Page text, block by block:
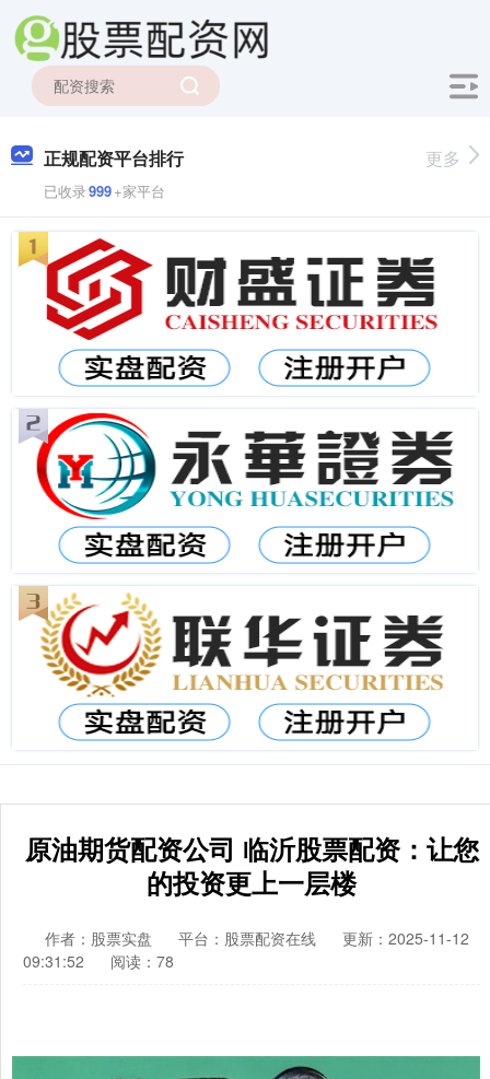
正规配资平台排行
已收录999+家平台
更多
原油期货配资公司 临沂股票配资：让您
的投资更上一层楼
作者：股票实盘 平台：股票配资在线
更新：2025-11-12
09:31:52
阅读：78